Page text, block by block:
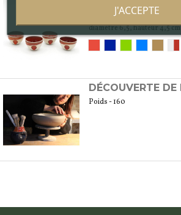
Poids - 160
diamètre 6,5, hauteur 4,5 cm
Poids - 160
J'ACCEPTE